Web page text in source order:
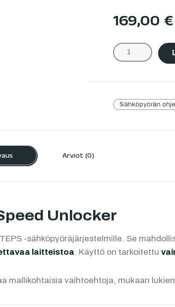
169,00€
Sähköpyörän
Arviot (0)
Unlocker
-sähköpyöräjärjestelmille. Se
laitteistoa. Käyttö on tarkoitettu
mallikohtaisia vaihtoehtoja, mukaan lukien